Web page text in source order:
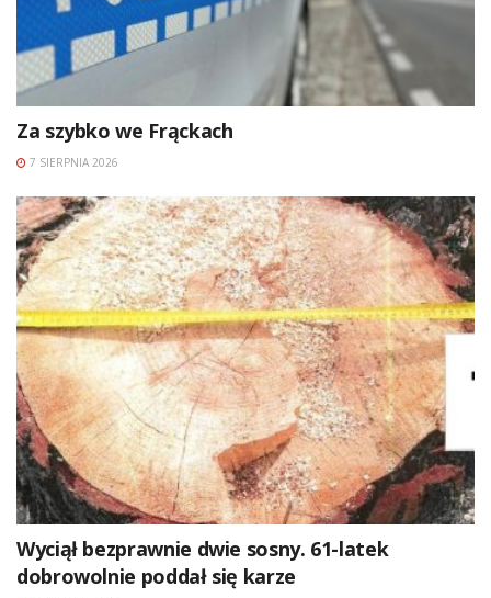
Za szybko we Frąckach
7 SIERPNIA 2026
Wyciął bezprawnie dwie sosny. 61-latek
dobrowolnie poddał się karze